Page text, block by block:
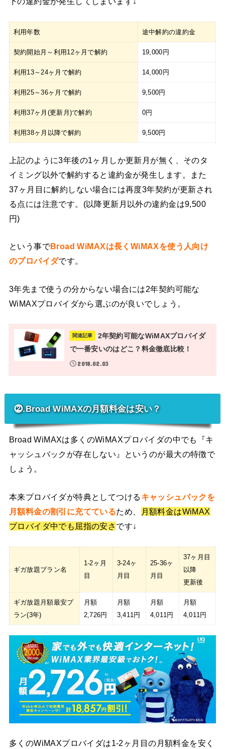
利用年数 途中解約の違約金
契約開始月～利用12ヶ月で解約 19,000円
利用13～24ヶ月で解約 14,000円
利用25～36ヶ月で解約 9,500円
利用37ヶ月(更新月)で解約 0円
利用38ヶ月以降で解約 9,500円
上記のように3年後の1ヶ月しか更新月が無く、そのタ
イミング以外で解約すると違約金が発生します。また
37ヶ月目に解約しない場合には再度3年契約が更新され
る点には注意です。(以降更新月以外の違約金は9,500
円)
という事でBroad WiMAXは長くWiMAXを使う人向け
のプロバイダです。
3年先まで使うの分からない場合には2年契約可能な
WiMAXプロバイダから選ぶのが良いでしょう。
関連記事
2年契約可能なWiMAXプロバイダ
で一番安いのはどこ？料金徹底比較！
2018.02.03
⓶.Broad WiMAXの月額料金は安い？
Broad WiMAXは多くのWiMAXプロバイダの中でも『キ
ャッシュバックが存在しない』というのが最大の特徴で
しょう。
本来プロバイダが特典としてつける キャッシュバックを
月額料金の割引に充てているため、
月額料金はWiMAX
プロバイダ中でも屈指の安さ です↓
ギガ放題プラン名
1-2ヶ月
目
3-24ヶ
月目
25-36ヶ
月目
37ヶ月目
以降
更新後
ギガ放題月額最安プ
ラン(3年)
月額
2,726円
月額
3,411円
月額
4,011円
月額
4,011円
多くのWiMAXプロバイダは1-2ヶ月目の月額料金を安く